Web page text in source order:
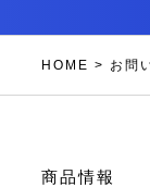
HOME > お問
商品情報